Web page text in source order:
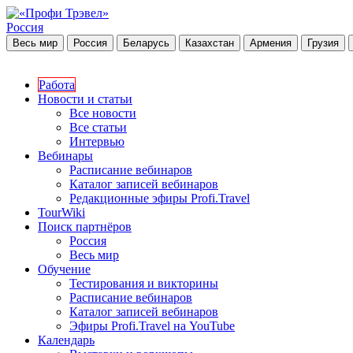
Россия
Весь мир Россия Беларусь Казахстан Армения Грузия
Работа
Новости и статьи
Все новости
Все статьи
Интервью
Вебинары
Расписание вебинаров
Каталог записей вебинаров
Редакционные эфиры Profi.Travel
TourWiki
Поиск партнёров
Россия
Весь мир
Обучение
Тестирования и викторины
Расписание вебинаров
Каталог записей вебинаров
Эфиры Profi.Travel на YouTube
Календарь